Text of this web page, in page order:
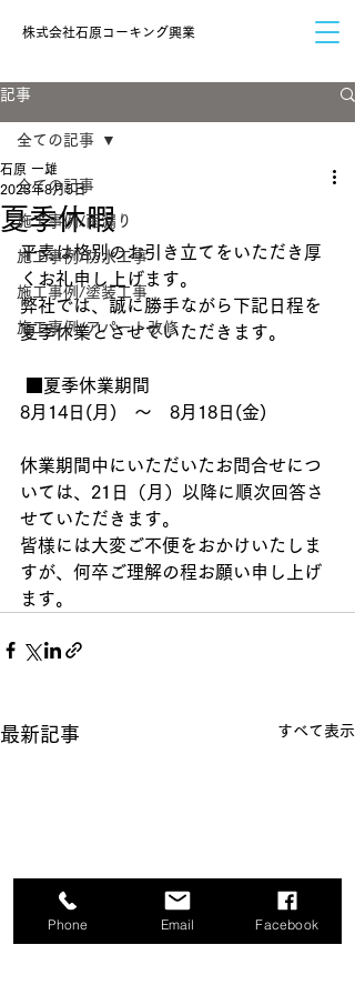
​株式会社石原コーキング興業
記事
全ての記事
施工事例/雨漏り
施工事例/防水工事
施工事例/塗装工事
施工事例/アパート改修
全ての記事
夏季休暇
石原 一雄
2023年8月5日
平素は格別のお引き立てをいただき厚
くお礼申し上げます。
弊社では、誠に勝手ながら下記日程を
夏季休業とさせていただきます。
■夏季休業期間
8月14日(月)　～　8月18日(金)
休業期間中にいただいたお問合せにつ
いては、21日（月）以降に順次回答さ
せていただきます。
皆様には大変ご不便をおかけいたしま
すが、何卒ご理解の程お願い申し上げ
ます。
最新記事 すべて表示
Phone Email Facebook